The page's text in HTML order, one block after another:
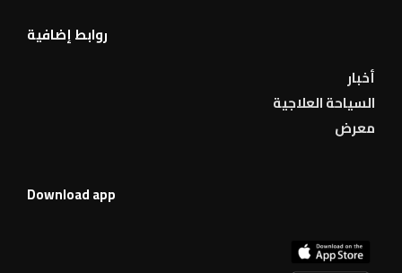
روابط إضافية
أخبار
السياحة العلاجية
معرض
Download app